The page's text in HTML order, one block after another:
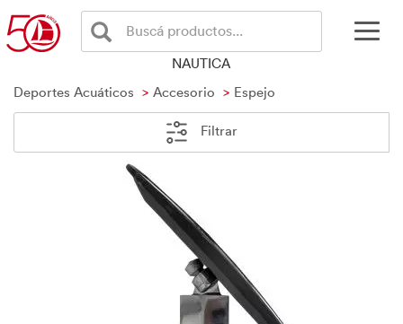
Buscá productos...
NAUTICA
Deportes Acuáticos
Accesorio Espejo
Filtrar